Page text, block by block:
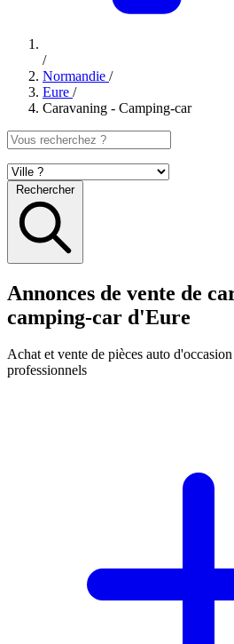
/
Normandie /
Eure /
Caravaning - Camping-car
Rechercher
Annonces de vente de
camping-car d'Eure
Achat et vente de pièces auto d'occasion
professionnels